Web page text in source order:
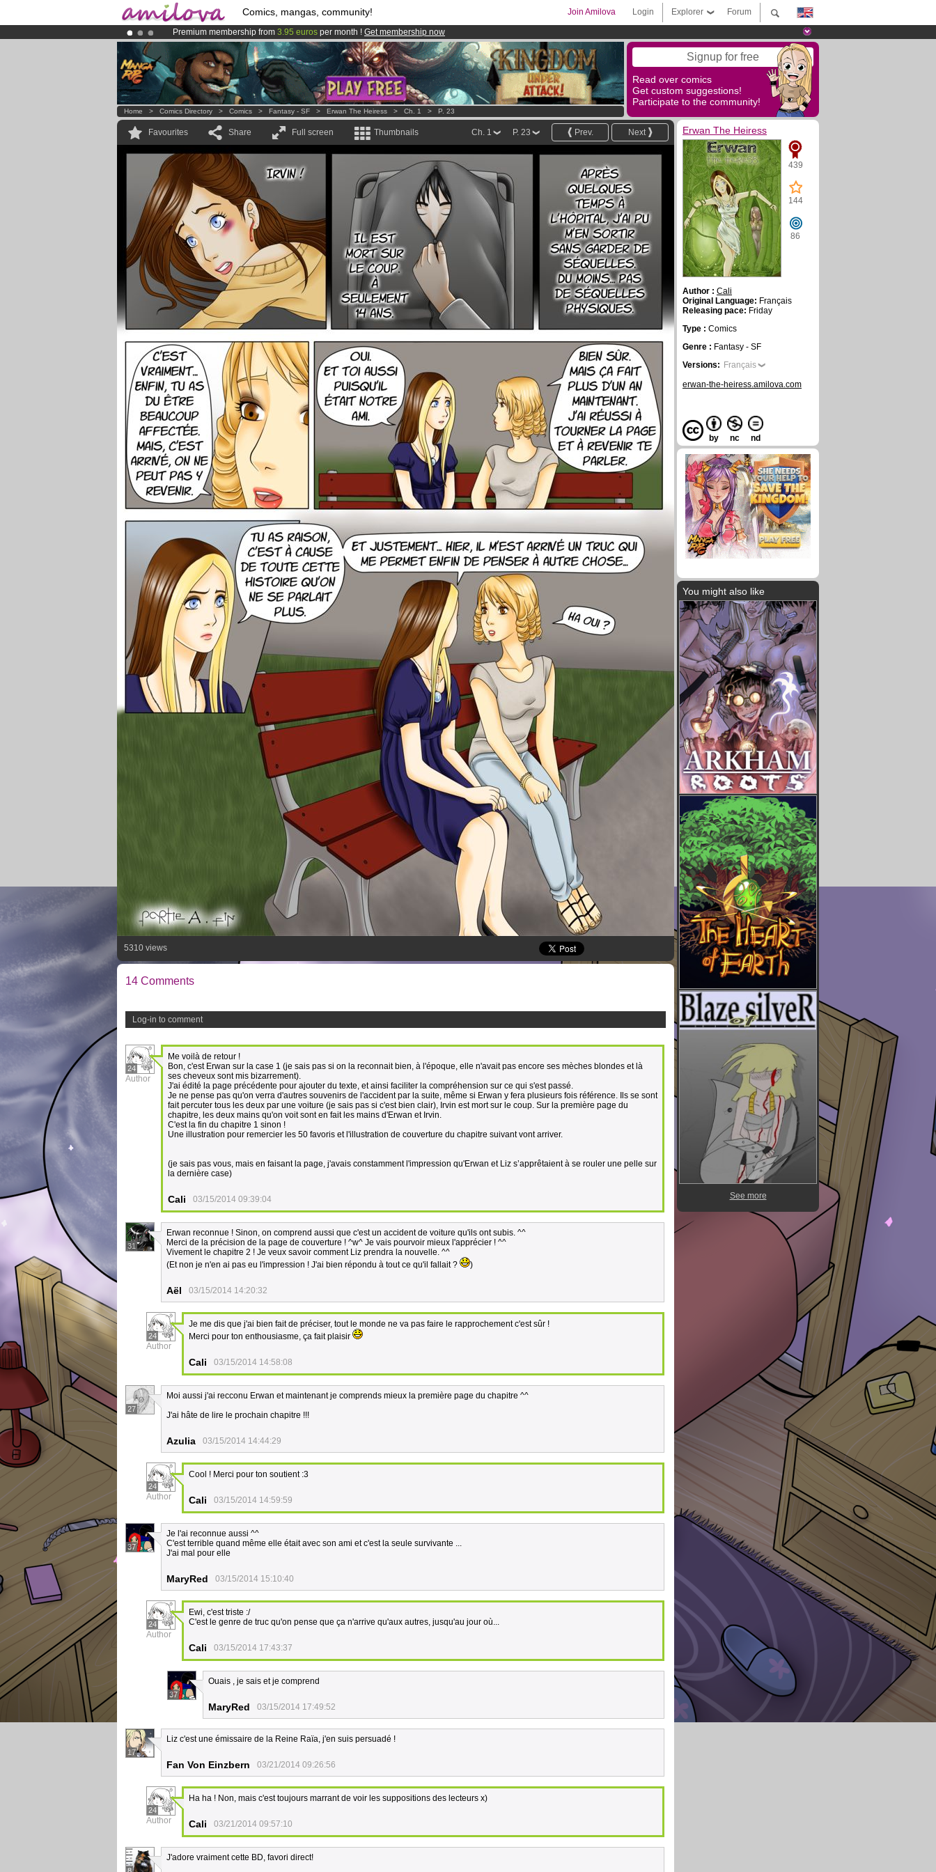
Comics, mangas, community! Forum
Explorer
Login
Join Amilova
Premium membership from 3.95 euros per month ! Get membership now
Already 100000membersand 1000comics & mangas!.
AmilovaKickstarter is now LIVE!. Signup for free
Read over comics
Get custom suggestions!
Participate to the community!
Home > Comics Directory > Comics > Fantasy - SF > Erwan The Heiress > Ch. 1 > P. 23
Favourites Share Full screen Thumbnails Next
Prev.
P. 23
Ch. 1
5310 views
14 Comments
Log-in to comment
24
Author
Me voilà de retour !
Bon, c'est Erwan sur la case 1 (je sais pas si on la reconnait bien, à l'époque, elle n'avait pas encore ses mèches blondes et là
ses cheveux sont mis bizarrement).
J'ai édité la page précédente pour ajouter du texte, et ainsi faciliter la compréhension sur ce qui s'est passé.
Je ne pense pas qu'on verra d'autres souvenirs de l'accident par la suite, même si Erwan y fera plusieurs fois référence. Ils se sont
fait percuter tous les deux par une voiture (je sais pas si c'est bien clair), Irvin est mort sur le coup. Sur la première page du
chapitre, les deux mains qu'on voit sont en fait les mains d'Erwan et Irvin.
C'est la fin du chapitre 1 sinon !
Une illustration pour remercier les 50 favoris et l'illustration de couverture du chapitre suivant vont arriver.
(je sais pas vous, mais en faisant la page, j'avais constamment l'impression qu'Erwan et Liz s’apprêtaient à se rouler une pelle sur
la dernière case)
Cali 03/15/2014 09:39:04
31
Erwan reconnue ! Sinon, on comprend aussi que c'est un accident de voiture qu'ils ont subis. ^^
Merci de la précision de la page de couverture ! ^w^ Je vais pourvoir mieux l'apprécier ! ^^
Vivement le chapitre 2 ! Je veux savoir comment Liz prendra la nouvelle. ^^
(Et non je n'en ai pas eu l'impression ! J'ai bien répondu à tout ce qu'il fallait ?
)
Aël 03/15/2014 14:20:32
24
Author
Je me dis que j'ai bien fait de préciser, tout le monde ne va pas faire le rapprochement c'est sûr !
Merci pour ton enthousiasme, ça fait plaisir
Cali 03/15/2014 14:58:08
27
Moi aussi j'ai recconu Erwan et maintenant je comprends mieux la première page du chapitre ^^
J'ai hâte de lire le prochain chapitre !!!
Azulia 03/15/2014 14:44:29
24
Author
Cool ! Merci pour ton soutient :3
Cali 03/15/2014 14:59:59
37
Je l'ai reconnue aussi ^^
C'est terrible quand même elle était avec son ami et c'est la seule survivante ...
J'ai mal pour elle
MaryRed 03/15/2014 15:10:40
24
Author
Ewi, c'est triste :/
C'est le genre de truc qu'on pense que ça n'arrive qu'aux autres, jusqu'au jour où...
Cali 03/15/2014 17:43:37
37
Ouais , je sais et je comprend
MaryRed 03/15/2014 17:49:52
17
Liz c'est une émissaire de la Reine Raïa, j'en suis persuadé !
Fan Von Einzbern 03/21/2014 09:26:56
24
Author
Ha ha ! Non, mais c'est toujours marrant de voir les suppositions des lecteurs x)
Cali 03/21/2014 09:57:10
J'adore vraiment cette BD, favori direct!
Erwan The Heiress
439
144
86
Author : Cali
Original Language: Français
Releasing pace: Friday
Type : Comics
Genre : Fantasy - SF
Versions: Français
erwan-the-heiress.amilova.com
by nc nd
You might also like
See more